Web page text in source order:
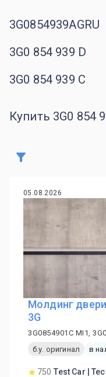
3G0854939AGRU
3G0 854 939 D
3G0 854 939 C
Купить 3G0 854
05.08.2026
Молдинг двери
3G
3G0854901C MI1,
б.у. оригинал
в
750 Test Car |